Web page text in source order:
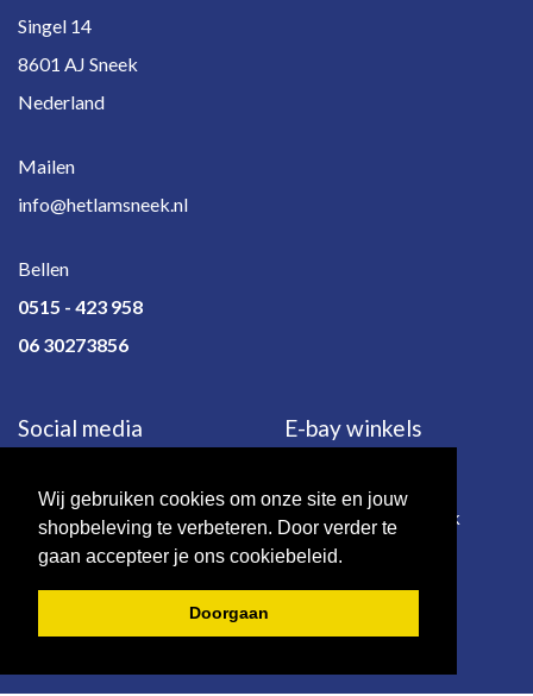
Wij gebruiken cookies om onze site en jouw
shopbeleving te verbeteren. Door verder te
gaan accepteer je ons cookiebeleid.
Doorgaan
Singel 14
8601 AJ Sneek
Nederland
Mailen
info@hetlamsneek.nl
Bellen
0515 - 423 958
06 30273856
Social media E-bay winkels
e-bay.de e-bay.co.uk
© 2026 - Het Lam | Sneek.